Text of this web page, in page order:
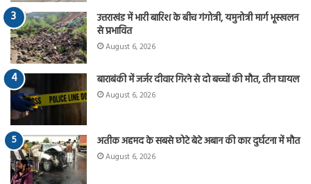
उत्तराखंड में भारी बारिश के बीच गंगोत्री, यमुनोत्री मार्ग भूस्खलन
से प्रभावित
August 6, 2026
बाराबंकी में जर्जर दीवार गिरने से दो बच्चों की मौत, तीन घायल
August 6, 2026
अतीक अहमद के सबसे छोटे बेटे अबान की कार दुर्घटना में मौत
August 6, 2026